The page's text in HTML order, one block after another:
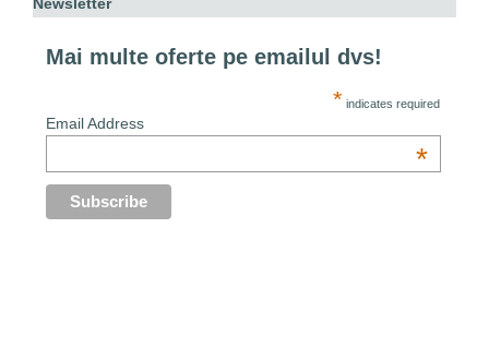
Mai multe oferte pe emailul dvs!
* indicates required
Email Address
*